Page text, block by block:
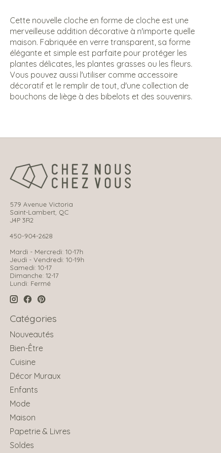
Cette nouvelle cloche en forme de cloche est une
merveilleuse addition décorative à n'importe quelle
maison. Fabriquée en verre transparent, sa forme
élégante et simple est parfaite pour protéger les
plantes délicates, les plantes grasses ou les fleurs.
Vous pouvez aussi l'utiliser comme accessoire
décoratif et le remplir de tout, d'une collection de
bouchons de liège à des bibelots et des souvenirs.
579 Avenue Victoria
Saint-Lambert, QC
J4P 3R2
450-904-2628
Mardi - Mercredi: 10-17h
Jeudi - Vendredi: 10-19h
Samedi: 10-17
Dimanche: 12-17
Lundi: Fermé
Catégories
Nouveautés
Bien-Être
Cuisine
Décor Muraux
Enfants
Mode
Maison
Papetrie & Livres
Soldes